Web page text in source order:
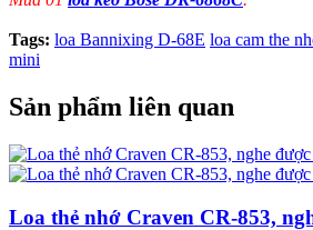
Tags: loa Bannixing D-68E loa cam the
mini
Sản phẩm liên quan
Loa thẻ nhớ Craven CR-853,